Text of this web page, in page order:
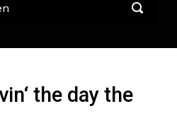
the day the